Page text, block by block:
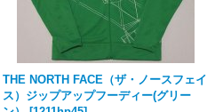
THE NORTH FACE（ザ・ノースフェイ
ス）ジップアップフーディー(グリー